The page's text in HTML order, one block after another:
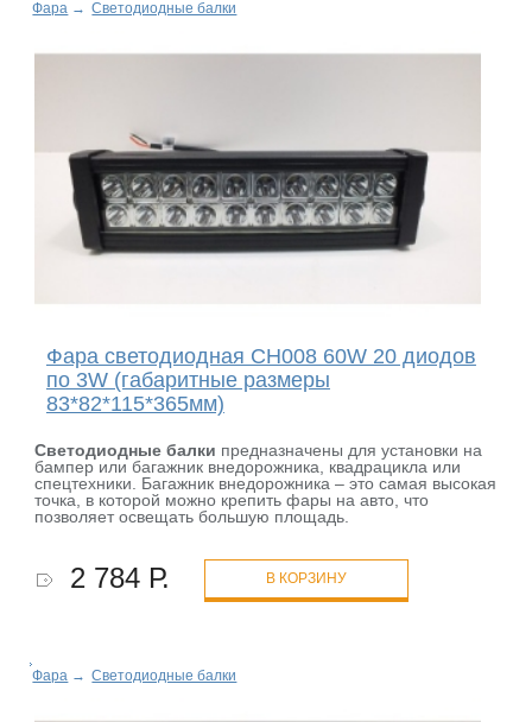
Фара → Светодиодные балки
Фара светодиодная CH008 60W 20 диодов
по 3W (габаритные размеры
83*82*115*365мм)
Светодиодные балки предназначены для установки на
бампер или багажник внедорожника, квадрацикла или
спецтехники. Багажник внедорожника – это самая высокая
точка, в которой можно крепить фары на авто, что
позволяет освещать большую площадь.
2 784 Р. В КОРЗИНУ
Фара → Светодиодные балки